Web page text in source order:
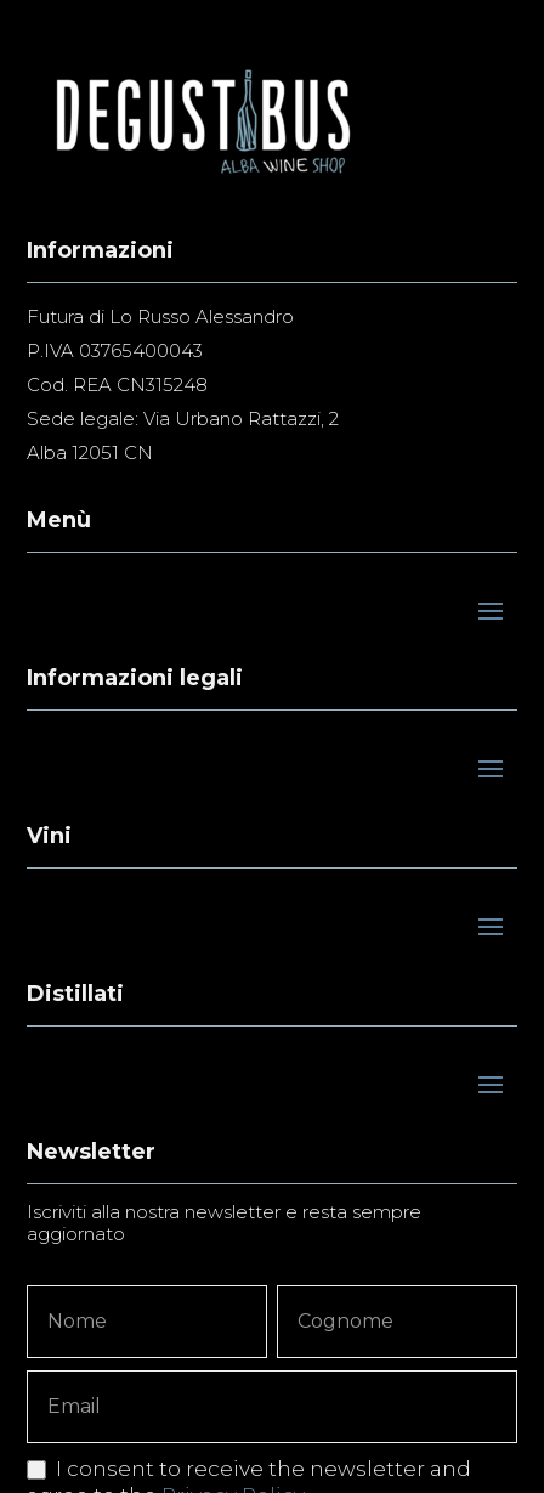
Informazioni
Futura di Lo Russo Alessandro
P.IVA 03765400043
Cod. REA CN315248
Sede legale: Via Urbano Rattazzi, 2
Alba 12051 CN
Menù
Informazioni legali
Vini
Distillati
Newsletter
Iscriviti alla nostra newsletter e resta sempre
aggiornato
Signup
Copy
I consent to receive the newsletter and